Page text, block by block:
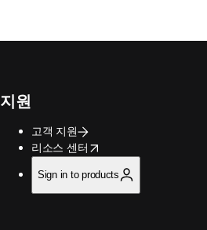
지원
고객 지원
리소스 센터
opens in new tab/window
Sign in to products